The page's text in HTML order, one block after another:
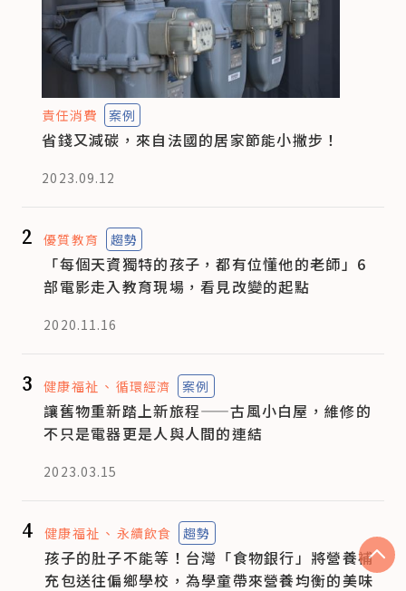
責任消費 案例
省錢又減碳，來自法國的居家節能小撇步！
2023.09.12
2 優質教育 趨勢
「每個天資獨特的孩子，都有位懂他的老師」6
部電影走入教育現場，看見改變的起點
2020.11.16
3 健康福祉 循環經濟 案例
讓舊物重新踏上新旅程——古風小白屋，維修的
不只是電器更是人與人間的連結
2023.03.15
4 健康福祉 永續飲食 趨勢
孩子的肚子不能等！台灣「食物銀行」將營養補
充包送往偏鄉學校，為學童帶來營養均衡的美味